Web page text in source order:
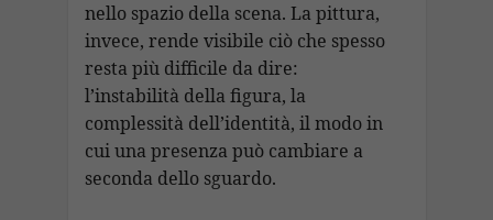
nello spazio della scena. La pittura,
invece, rende visibile ciò che spesso
resta più difficile da dire:
l’instabilità della figura, la
complessità dell’identità, il modo in
cui una presenza può cambiare a
seconda dello sguardo.